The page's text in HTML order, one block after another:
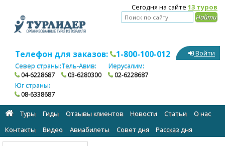
Сегодня на сайте 13 туров
Телефон для заказов: 1-800-100-012
Север страны:
04-6228687
Тель-Авив:
03-6280300
Иерусалим:
02-6228687
Юг страны:
08-6338687
Войти
Туры Гиды Отзывы клиентов Новости Статьи
О нас
Контакты
Видео Авиабилеты Cовет дня Рассказ дня